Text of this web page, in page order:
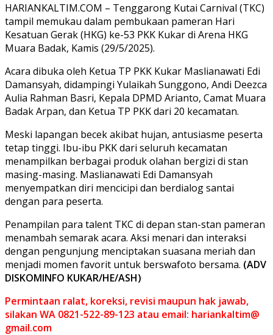
HARIANKALTIM.COM – Tenggarong Kutai Carnival (TKC)
tampil memukau dalam pembukaan pameran Hari
Kesatuan Gerak (HKG) ke-53 PKK Kukar di Arena HKG
Muara Badak, Kamis (29/5/2025).
Acara dibuka oleh Ketua TP PKK Kukar Maslianawati Edi
Damansyah, didampingi Yulaikah Sunggono, Andi Deezca
Aulia Rahman Basri, Kepala DPMD Arianto, Camat Muara
Badak Arpan, dan Ketua TP PKK dari 20 kecamatan.
Meski lapangan becek akibat hujan, antusiasme peserta
tetap tinggi. Ibu-ibu PKK dari seluruh kecamatan
menampilkan berbagai produk olahan bergizi di stan
masing-masing. Maslianawati Edi Damansyah
menyempatkan diri mencicipi dan berdialog santai
dengan para peserta.
Penampilan para talent TKC di depan stan-stan pameran
menambah semarak acara. Aksi menari dan interaksi
dengan pengunjung menciptakan suasana meriah dan
menjadi momen favorit untuk berswafoto bersama. (ADV
DISKOMINFO KUKAR/HE/ASH)
Permintaan ralat, koreksi, revisi maupun hak jawab,
silakan WA 0821-522-89-123 atau email: hariankaltim@
gmail.com